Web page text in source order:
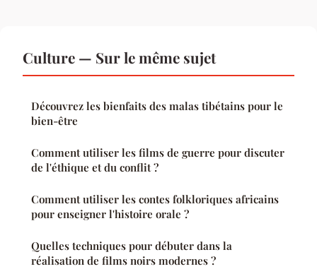
Culture — Sur le même sujet
Découvrez les bienfaits des malas tibétains pour le
bien-être
Comment utiliser les films de guerre pour discuter
de l'éthique et du conflit ?
Comment utiliser les contes folkloriques africains
pour enseigner l'histoire orale ?
Quelles techniques pour débuter dans la
réalisation de films noirs modernes ?